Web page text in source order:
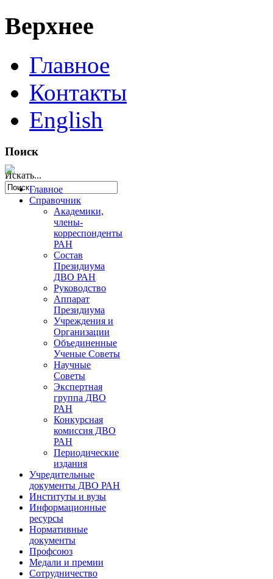
Верхнее
Главное
Контакты
English
Поиск
Искать...
Главное
Справочник
Академики,
члены-
корреспонденты
РАН
Состав
Президиума
ДВО РАН
Руководство
Аппарат
Президиума
Учреждения и
Организации
Объединенные
Ученые Советы
Научные
Советы
Экспертная
группа ДВО
РАН
Конкурсная
комиссия ДВО
РАН
Периодические
издания
Учредительные
документы ДВО РАН
Институты и вузы
Информационные
ресурсы
Нормативные
документы
Профсоюз
Медали и премии
Сотрудничество